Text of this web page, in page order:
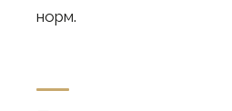
норм.